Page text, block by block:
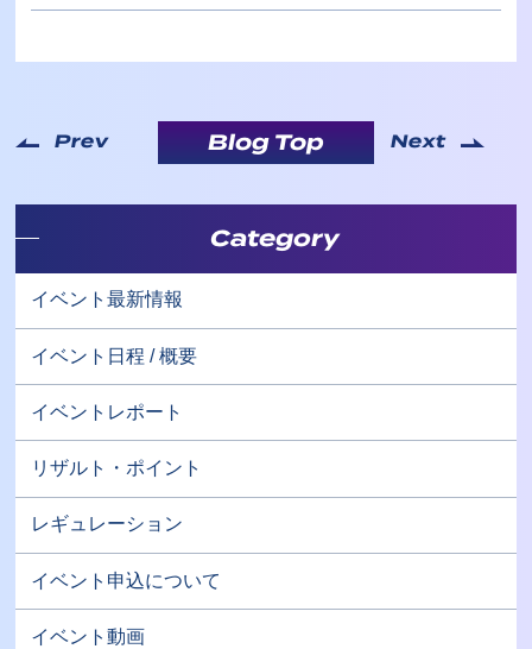
Prev Blog Top Next
Category
イベント最新情報
イベント日程 / 概要
イベントレポート
リザルト・ポイント
レギュレーション
イベント申込について
イベント動画